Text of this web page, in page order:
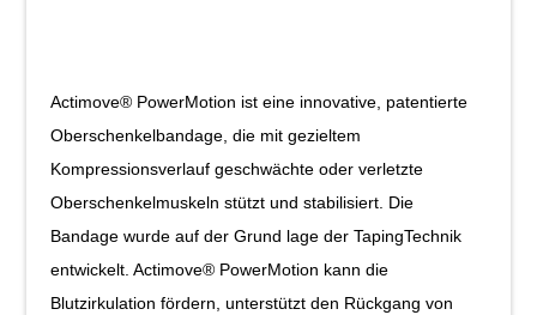
Actimove® PowerMotion ist eine innovative, patentierte
Oberschenkelbandage, die mit gezieltem
Kompressionsverlauf geschwächte oder verletzte
Oberschenkelmuskeln stützt und stabilisiert. Die
Bandage wurde auf der Grund­ lage der Taping­Technik
entwickelt. Actimove® PowerMotion kann die
Blutzirkulation fördern, unterstützt den Rückgang von